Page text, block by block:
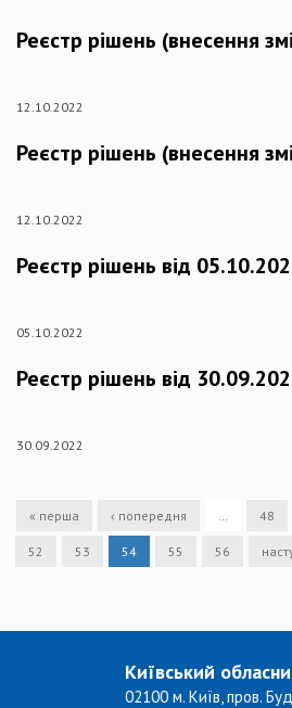
Реєстр рішень (внесення
12.10.2022
Реєстр рішень (внесення
12.10.2022
Реєстр рішень від
05.10.2022
Реєстр рішень від
30.09.2022
« перша ‹ попередня … 48
52 53 54 55 56
Київський
02100 м. Київ, пров.